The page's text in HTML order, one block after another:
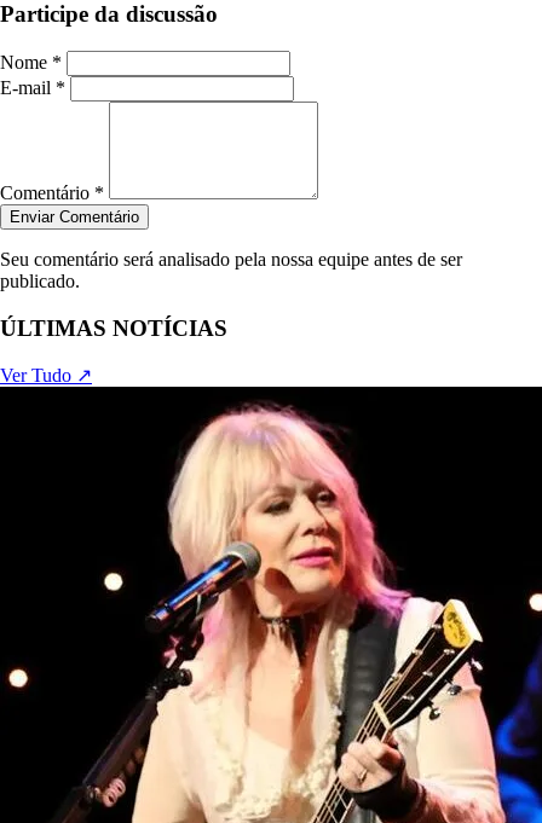
Participe da discussão
Nome *
E-mail *
Comentário *
Enviar Comentário
Seu comentário será analisado pela nossa equipe antes de ser
publicado.
ÚLTIMAS NOTÍCIAS
Ver Tudo ↗